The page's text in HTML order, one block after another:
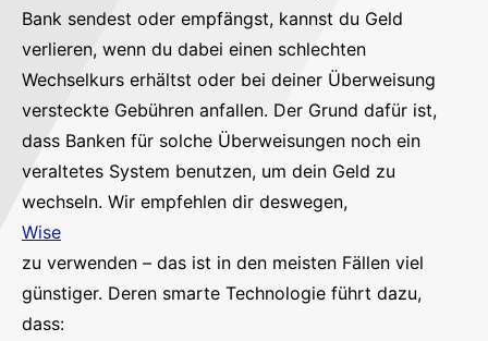
Bank sendest oder empfängst, kannst du Geld
verlieren, wenn du dabei einen schlechten
Wechselkurs erhältst oder bei deiner Überweisung
versteckte Gebühren anfallen. Der Grund dafür ist,
dass Banken für solche Überweisungen noch ein
veraltetes System benutzen, um dein Geld zu
wechseln. Wir empfehlen dir deswegen,
Wise
zu verwenden – das ist in den meisten Fällen viel
günstiger. Deren smarte Technologie führt dazu,
dass: